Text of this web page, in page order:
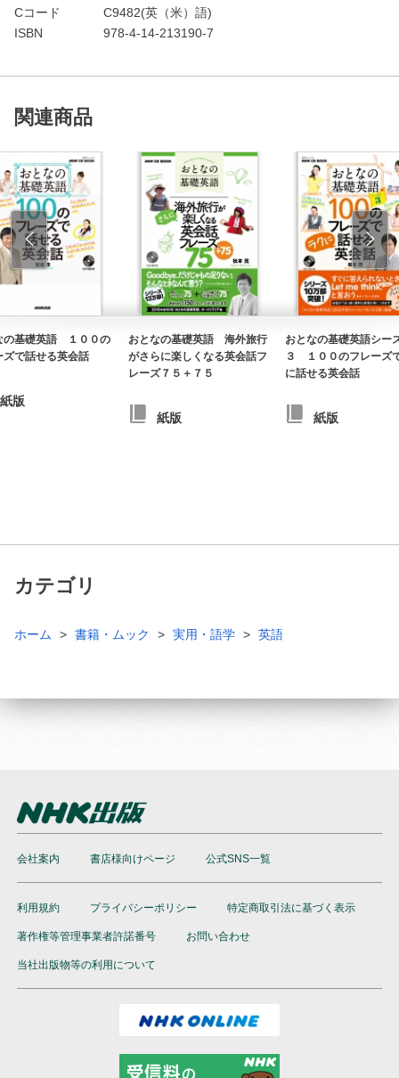
Cコード
C9482(英（米）語)
ISBN
978-4-14-213190-7
関連商品
の基礎英語 １００の
ズで話せる英会話
紙版
おとなの基礎英語 海外旅行
がさらに楽しくなる英会話フ
レーズ７５＋７５
紙版
おとなの基礎英語シー
３ １００のフレーズ
に話せる英会話
紙版
カテゴリ
ホーム 書籍・ムック 実用・語学 英語
会社案内 書店様向けページ 公式SNS一覧
利用規約 プライバシーポリシー 特定商取引法に基づく表示
著作権等管理事業者許諾番号 お問い合わせ
当社出版物等の利用について